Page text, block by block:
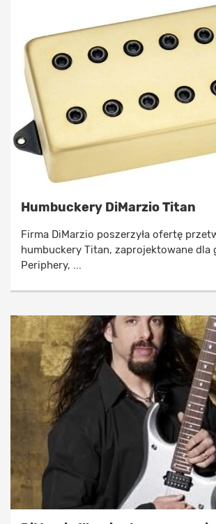
Humbuckery DiMarzio Titan
Firma DiMarzio poszerzyła ofertę
humbuckery Titan, zaprojektowane dla
Periphery, ...